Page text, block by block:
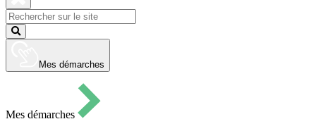
ouvrir
le
formulaire
Fermer
la
recherche
Lancer
la
Mes démarches
Mes démarches